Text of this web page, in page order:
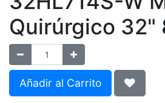
Quirúrgico 32"
Añadir al Carrito